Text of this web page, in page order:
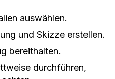
auswählen.
und Skizze erstellen.
bereithalten.
durchführen,